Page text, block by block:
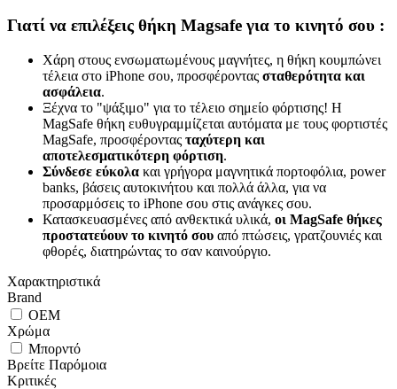
Γιατί να επιλέξεις θήκη Magsafe για το κινητό σου :
Χάρη στους ενσωματωμένους μαγνήτες, η θήκη κουμπώνει
τέλεια στο iPhone σου, προσφέροντας σταθερότητα και
ασφάλεια.
Ξέχνα το "ψάξιμο" για το τέλειο σημείο φόρτισης! Η
MagSafe θήκη ευθυγραμμίζεται αυτόματα με τους φορτιστές
MagSafe, προσφέροντας ταχύτερη και
αποτελεσματικότερη φόρτιση.
Σύνδεσε εύκολα και γρήγορα μαγνητικά πορτοφόλια, power
banks, βάσεις αυτοκινήτου και πολλά άλλα, για να
προσαρμόσεις το iPhone σου στις ανάγκες σου.
Κατασκευασμένες από ανθεκτικά υλικά, οι MagSafe θήκες
προστατεύουν το κινητό σου από πτώσεις, γρατζουνιές και
φθορές, διατηρώντας το σαν καινούργιο.
Χαρακτηριστικά
Brand
OEM
Χρώμα
Μπορντό
Βρείτε Παρόμοια
Κριτικές